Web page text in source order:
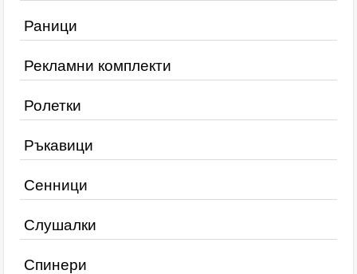
Раници
Рекламни комплекти
Ролетки
Ръкавици
Сенници
Слушалки
Спинери